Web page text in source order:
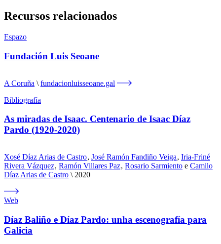
Recursos relacionados
Espazo
Fundación Luis Seoane
A Coruña
fundacionluisseoane.gal
Bibliografía
As miradas de Isaac. Centenario de Isaac Díaz
Pardo (1920-2020)
Xosé Díaz Arias de Castro, José Ramón Fandiño Veiga, Iria-Friné
Rivera Vázquez, Ramón Villares Paz, Rosario Sarmiento e Camilo
Díaz Arias de Castro
2020
Web
Díaz Baliño e Díaz Pardo: unha escenografía para
Galicia